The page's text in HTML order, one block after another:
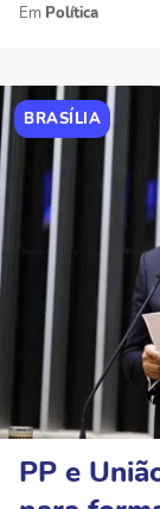
Política
BRASÍLIA
PP e